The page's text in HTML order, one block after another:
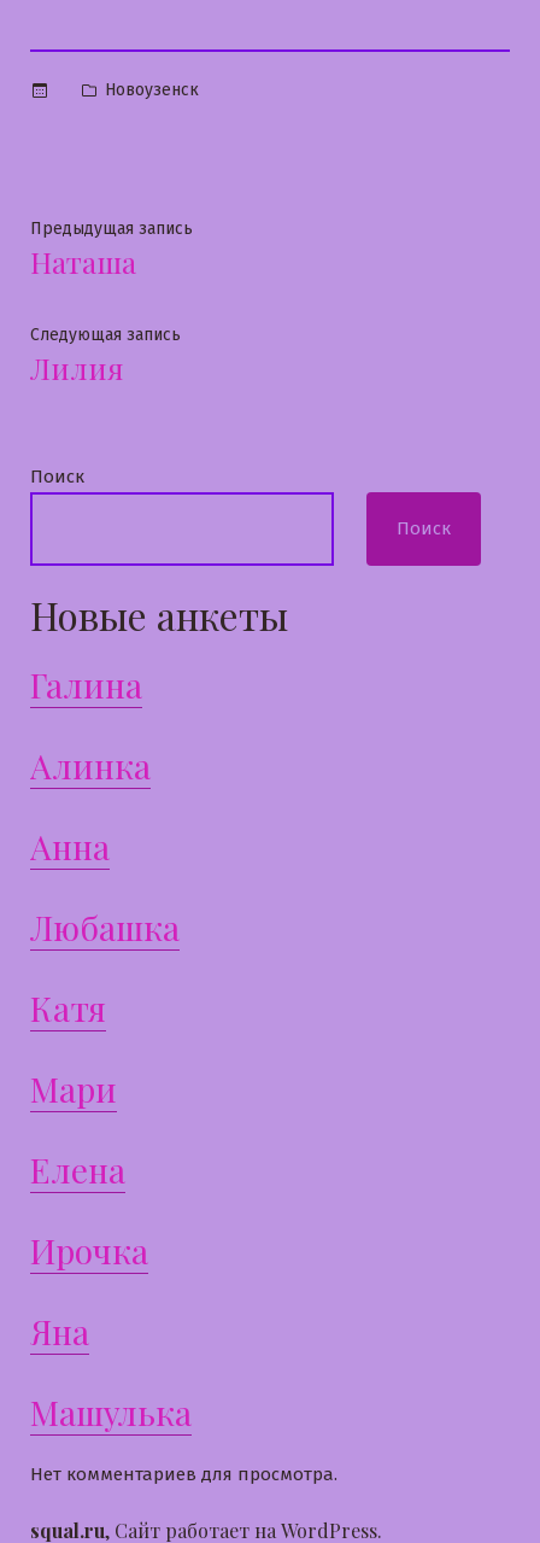
Опубликовано
Новоузенск
Навигация
по
записям
Предыдущая запись
Наташа
Следующая запись
Лилия
Поиск
Поиск
Новые анкеты
Галина
Алинка
Анна
Любашка
Катя
Мари
Елена
Ирочка
Яна
Машулька
Нет комментариев для просмотра.
squal.ru, Сайт работает на WordPress.